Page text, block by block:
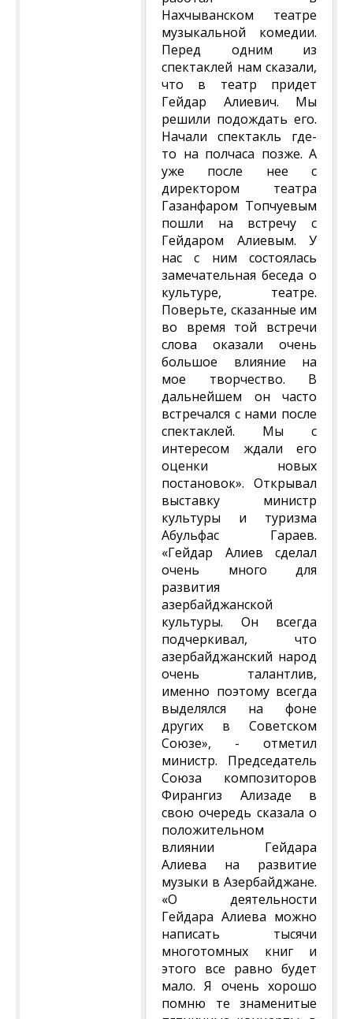
Нахчыванском театре
музыкальной комедии.
Перед одним из
спектаклей нам сказали,
что в театр придет
Гейдар Алиевич. Мы
решили подождать его.
Начали спектакль где-
то на полчаса позже. А
уже после нее с
директором театра
Газанфаром Топчуевым
пошли на встречу с
Гейдаром Алиевым. У
нас с ним состоялась
замечательная беседа о
культуре, театре.
Поверьте, сказанные им
во время той встречи
слова оказали очень
большое влияние на
мое творчество. В
дальнейшем он часто
встречался с нами после
спектаклей. Мы с
интересом ждали его
оценки новых
постановок». Открывал
выставку министр
культуры и туризма
Абульфас Гараев.
«Гейдар Алиев сделал
очень много для
развития
азербайджанской
культуры. Он всегда
подчеркивал, что
азербайджанский народ
очень талантлив,
именно поэтому всегда
выделялся на фоне
других в Советском
Союзе», - отметил
министр. Председатель
Союза композиторов
Фирангиз Ализаде в
свою очередь сказала о
положительном
влиянии Гейдара
Алиева на развитие
музыки в Азербайджане.
«О деятельности
Гейдара Алиева можно
написать тысячи
многотомных книг и
этого все равно будет
мало. Я очень хорошо
помню те знаменитые